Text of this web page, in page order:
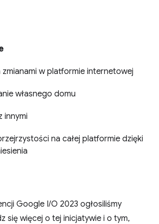
zmianami w platformie internetowej
własnego domu
innymi
na całej platformie dzięki
Google I/O 2023 ogłosiliśmy
się więcej o tej inicjatywie i o tym,